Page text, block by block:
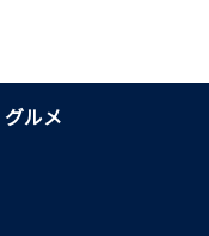
グルメ